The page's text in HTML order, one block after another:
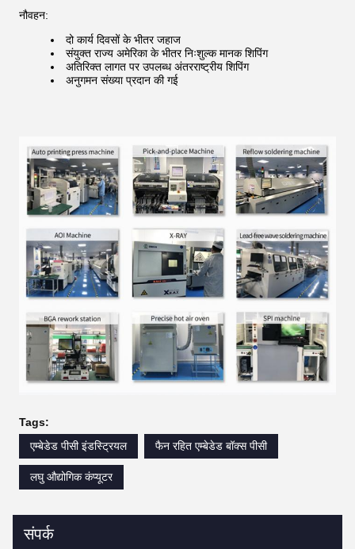
नौवहन:
दो कार्य दिवसों के भीतर जहाज
संयुक्त राज्य अमेरिका के भीतर निःशुल्क मानक शिपिंग
अतिरिक्त लागत पर उपलब्ध अंतरराष्ट्रीय शिपिंग
अनुगमन संख्या प्रदान की गई
Tags:
एम्बेडेड पीसी इंडस्ट्रियल
फैन रहित एम्बेडेड बॉक्स पीसी
लघु औद्योगिक कंप्यूटर
संपर्क